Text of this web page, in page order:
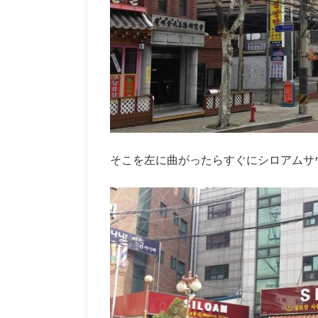
そこを左に曲がったらすぐにシロアム